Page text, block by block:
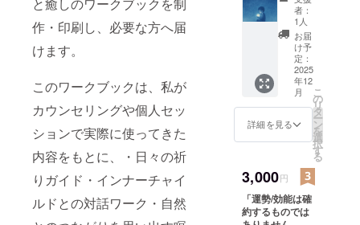
と癒しのワークブックを制
作・印刷し、必要な方へ届
けます。
このワークブックは、私が
カウンセリングや個人セッ
ションで実際に使ってきた
内容をもとに、・日々の祈
りガイド・インナーチャイ
ルドとの対話ワーク・自然
はあり
ませ
ん。
3000
円：
PDF＋
祈り
カー
ド イ
ンナー
チャイ
ルド癒
プレー
ト 心の
傷に気
づき、
者：
1人
お届
け予
定：
2025
年12
月
詳細を見る
こ
の
リ
タ
ー
ン
を
選
択
す
る
3,000円
「運勢/効能は確
約するものでは